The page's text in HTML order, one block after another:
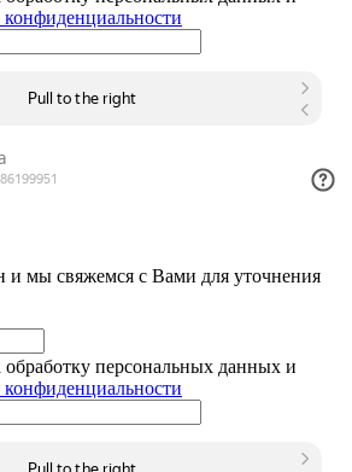
и мы свяжемся с Вами для уточнения
обработку персональных данных и